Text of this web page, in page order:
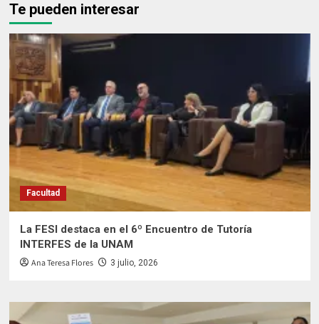
Te pueden interesar
Facultad
La FESI destaca en el 6º Encuentro de Tutoría
INTERFES de la UNAM
Ana Teresa Flores 3 julio, 2026